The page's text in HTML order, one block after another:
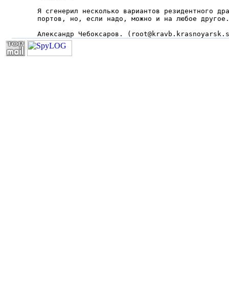
Я сгенерил несколько вариантов резидентного
портов, но, если надо, можно и на любое другое.
Александр Чебоксаров.